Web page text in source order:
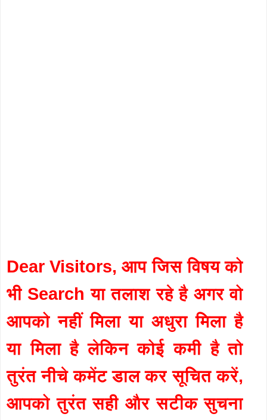
Dear Visitors, आप जिस विषय को
भी Search या तलाश रहे है अगर वो
आपको नहीं मिला या अधुरा मिला है
या मिला है लेकिन कोई कमी है तो
तुरंत नीचे कमेंट डाल कर सूचित करें,
आपको तुरंत सही और सटीक सुचना